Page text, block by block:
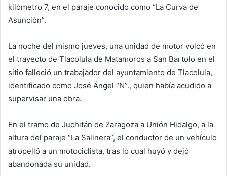
kilómetro 7, en el paraje conocido como “La Curva de
Asunción”.
La noche del mismo jueves, una unidad de motor volcó en
el trayecto de Tlacolula de Matamoros a San Bartolo en el
sitio falleció un trabajador del ayuntamiento de Tlacolula,
identificado como José Ángel “N”., quien había acudido a
supervisar una obra.
En el tramo de Juchitán de Zaragoza a Unión Hidalgo, a la
altura del paraje “La Salinera”, el conductor de un vehículo
atropelló a un motociclista, tras lo cual huyó y dejó
abandonada su unidad.